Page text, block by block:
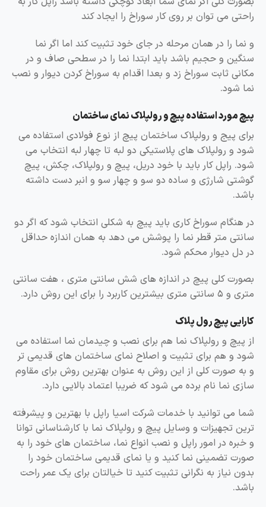
راحتی می توان بر روی کار سوراخ را ایجاد کند
و نما را در همان مرحله در جای خود تثبیت کند اما اگر نما
سنگین و حجیم باشد باید ابتدا نما را در سطحی صاف و در
مکانی ثابت سوراخ زد و بعدا اقدام به سوراخ کردن دیوار و نصب
نما شود.
پیچ مورد استفاده پیچ و رولپلاک نمای ساختمان
برای پیج و رولپلاک ساختمان پیچ از نوع فولادی استفاده می
شود و رولپلاک های پلاستیکی دو لبه تا چهار لبه انتخاب می
شود. راپل کار باید با خود دریل، پیچ و رولپلاک، چکش، پیچ
گوشتی شارژی و ساده دو سو و چهار سو و انبر دست داشته
باشد.
در هنگام سوراخ کاری باید پیچ به شکلی انتخاب شود که اگر دو
سانتی متر قطر نما را پوشش می دهد به همان اندازه حداقل
در دل دیوار محکم شود.
بصورت کلی پیچ در اندازه های شش سانتی متری ، هفت سانتی
متری و ۵ سانتی متری بیشترین کاربرد را برای این روش دارد.
کارایی پیچ رول پلاک
از پیچ و رولپلاک نما هم برای نصب و چیدمان نما استفاده می
شود و هم برای تثبیت و اصلاح نمای ساختمان های قدیمی تر
و به صورت کلی از این روش به عنوان بهترین روش برای مقاوم
سازی نما نام برده می شود که ضریبا اعتماد بالایی دارد.
شما می توانید با خدمات شرکت اسیا راپل با بهترین و پیشرفته
ترین تجهیزات و وسایل پیچ و رولپلاک نما با کارشناسانی توانا
و خبره در امور راپل و نصب انواع نما، ساختمان های خود را به
صورت تضمینی نما کنید و یا نمای قدیمی ساختمان خود را
بدون نیاز به نگرانی تثبیت کنید تا خیالتان برای یک عمر راحت
باشد.